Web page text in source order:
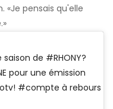
«Je pensais qu'elle
de #RHONY?
pour une émission
#compte à rebours